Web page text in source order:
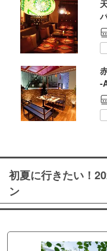
初夏に行きたい！
ン